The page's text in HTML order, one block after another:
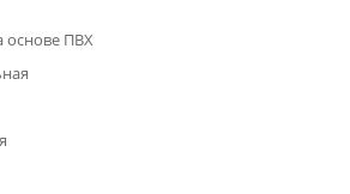
основе ПВХ